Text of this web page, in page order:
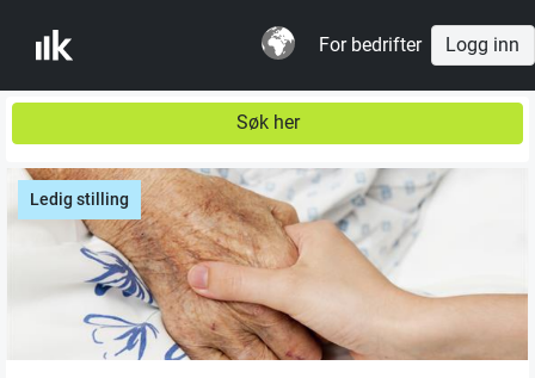
For bedrifter Logg inn
Søk her
Ledig stilling